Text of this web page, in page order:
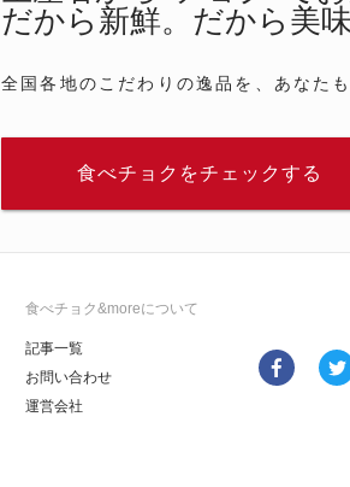
だから新鮮。だから美味
全国各地のこだわりの逸品を、あなた
食べチョクをチェックする
食べチョク&moreについて
記事一覧
お問い合わせ
運営会社